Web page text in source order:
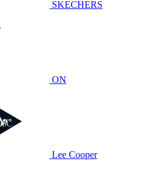
SKECHERS
ON
Lee Cooper